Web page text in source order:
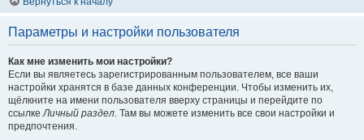
Параметры и настройки пользователя
Как мне изменить мои настройки?
Если вы являетесь зарегистрированным пользователем, все ваши
настройки хранятся в базе данных конференции. Чтобы изменить их,
щёлкните на имени пользователя вверху страницы и перейдите по
ссылкеЛичный раздел. Там вы можете изменить все свои настройки и
предпочтения.